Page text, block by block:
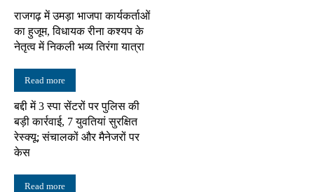
राजगढ़ में उमड़ा भाजपा कार्यकर्ताओं
का हुजूम, विधायक रीना कश्यप के
नेतृत्व में निकली भव्य तिरंगा यात्रा
Read more
बद्दी में 3 स्पा सेंटरों पर पुलिस की
बड़ी कार्रवाई, 7 युवतियां सुरक्षित
रेस्क्यू; संचालकों और मैनेजरों पर
केस
Read more